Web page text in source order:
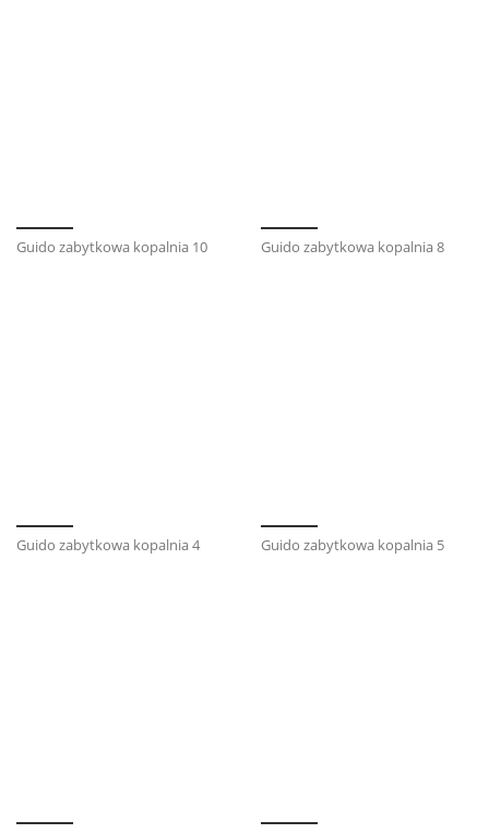
Guido zabytkowa kopalnia 10 Guido zabytkowa kopalnia 8
Guido zabytkowa kopalnia 4 Guido zabytkowa kopalnia 5